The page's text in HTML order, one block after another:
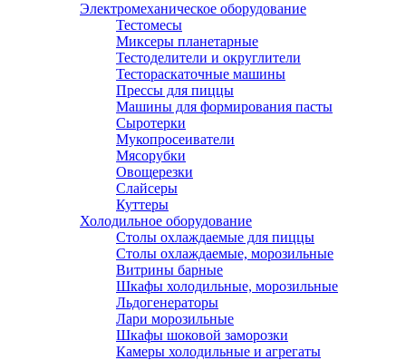
Электромеханическое оборудование
Тестомесы
Миксеры планетарные
Тестоделители и округлители
Тестораскаточные машины
Прессы для пиццы
Машины для формирования пасты
Сыротерки
Мукопросеиватели
Мясорубки
Овощерезки
Слайсеры
Куттеры
Холодильное оборудование
Столы охлаждаемые для пиццы
Столы охлаждаемые, морозильные
Витрины барные
Шкафы холодильные, морозильные
Льдогенераторы
Лари морозильные
Шкафы шоковой заморозки
Камеры холодильные и агрегаты